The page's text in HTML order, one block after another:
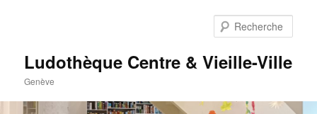
Ludothèque Centre & Vieille-Ville
Genève